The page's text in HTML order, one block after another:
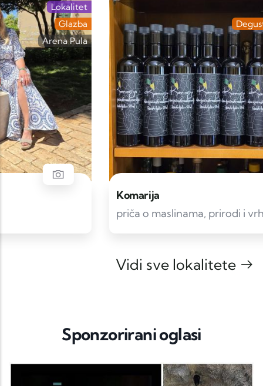
priča o maslinama, prirodi i vrhunskom ulju
Degustacija maslinovog ulja
Vidi sve lokalitete
Sponzorirani oglasi